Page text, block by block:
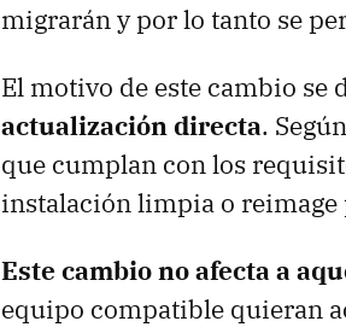
migrarán y por lo tanto se
El motivo de este cambio se
actualización directa.
que cumplan con los
instalación limpia o
Este cambio no afecta a
equipo compatible quieran